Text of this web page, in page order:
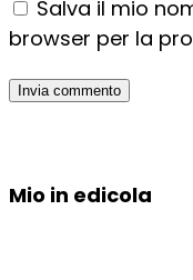
Salva il mio
browser per la
Mio in edicola